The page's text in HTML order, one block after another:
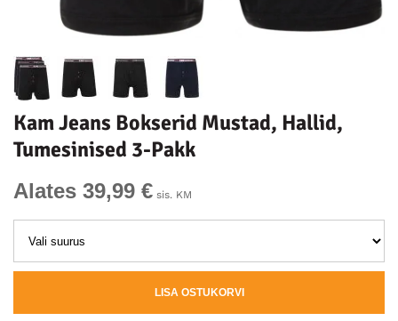
Kam Jeans Bokserid Mustad, Hallid,
Tumesinised 3-Pakk
Alates 39,99 € sis. KM
LISA OSTUKORVI